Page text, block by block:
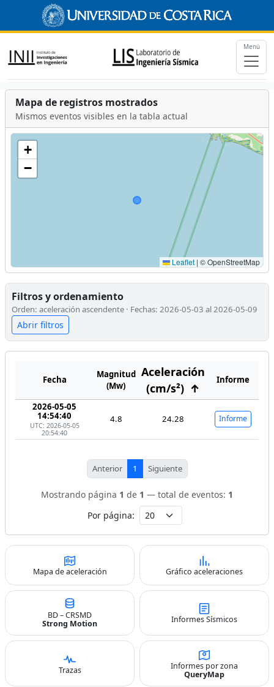
Menú
Mapa de registros mostrados
Mismos eventos visibles en la tabla actual
+
−
Leaflet | © OpenStreetMap
Filtros y ordenamiento
Orden: aceleración ascendente · Fechas: 2026-05-03 al 2026-05-09
Abrir filtros
Fecha
Magnitud
(Mw)
Aceleración
(cm/s²) ↑
Informe
2026-05-05
14:54:40
UTC: 2026-05-05
20:54:40
4.8 24.28 Informe
Anterior 1 Siguiente
Mostrando página 1 de 1 — total de eventos: 1
Por página:
Mapa de aceleración Gráfico aceleraciones
BD – CRSMD
Strong Motion
Informes Sísmicos
Trazas
Informes por zona
QueryMap